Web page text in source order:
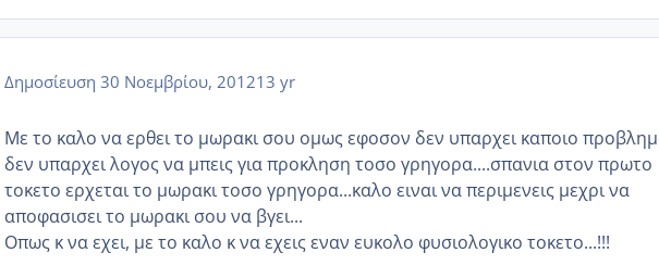
Δημοσίευση 30 Νοεμβρίου, 201213 yr
Με το καλο να ερθει το μωρακι σου ομως εφοσον δεν υπαρχει καποιο
δεν υπαρχει λογος να μπεις για προκληση τοσο γρηγορα....σπανια στον πρωτο
τοκετο ερχεται το μωρακι τοσο γρηγορα...καλο ειναι να περιμενεις μεχρι να
αποφασισει το μωρακι σου να βγει...
Οπως κ να εχει, με το καλο κ να εχεις εναν ευκολο φυσιολογικο τοκετο...!!!